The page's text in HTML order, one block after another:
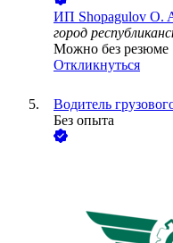
ИП Shopagulov O.
город
Можно без резюме
Откликнуться
Водитель
Без опыта